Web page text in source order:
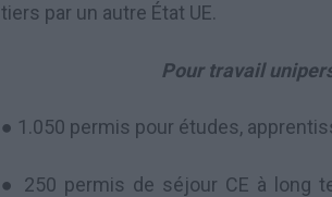
tiers par un autre État UE.
Pour travail
● 1.050 permis pour études,
● 250 permis de séjour CE à long